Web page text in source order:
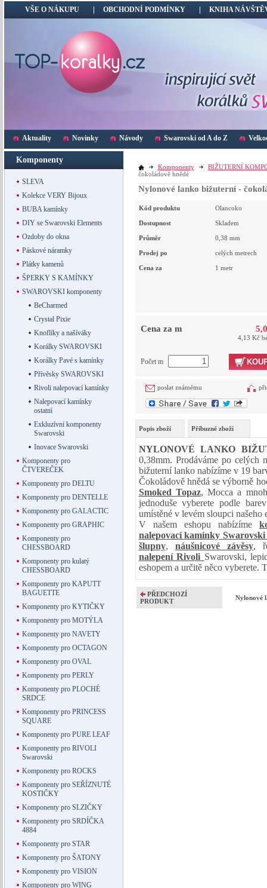
VŠE O NÁKUPU OBCHODNÍ PODMÍNKY KNIHA
Aktuality Novinky Návody Swarovski od A do Z
Komponenty
SLEVA
Kolekce VERY Bijoux
BUBA kamínky
DIY se Swarovski Elements
Ozdoby do okna
Páskové náramky
Plátky kamenů
ŠPERKY S KAMÍNKY
SWAROVSKI komponenty
BeCharmed
Crystal Pixie
Knoflíky a našíváky
Korálky SWAROVSKI
Korálky Pavé s kamínky
Přívěsky SWAROVSKI
Rivoli nalepovací kamínky
Nalepovací kamínky
ostatní
Exkluzívní komponenty
Swarovski
Inovace Swarovski
Komponenty pro
ČTVEREČEK
Komponenty pro DELTU
Komponenty pro DENTELLE
Komponenty pro GALACTIC
Komponenty pro GRAPHIC
Komponenty pro
CHESSBOARD
Komponenty pro kulatý
CHESSBOARD
Komponenty pro KAPUTT
BAGUETTE
Komponenty pro KYTIČKY
Komponenty pro MOTÝLA
Komponenty pro NAVETY
Komponenty pro OCTAGON
Komponenty pro OVAL
Komponenty pro PERLY
Komponenty pro PLOCHÉ
SRDCE
Komponenty pro PRINCESS
SQUARE
Komponenty pro PURE LEAF
Komponenty pro RIVOLI
Swarovski
Komponenty pro ROCKS
Komponenty pro SEŘÍZNUTÉ
KOSTIČKY
Komponenty pro SLZIČKY
Komponenty pro SRDÍČKA
4884
Komponenty pro STAR
Komponenty pro ŠATONY
Komponenty pro VISION
Komponenty pro WING
Komponenty
BIŽUTERNÍ
čokoládově hnědé
Nylonové lanko bižuterní -
Kód produktu Olancoko
Dostupnost Skladem
Průměr 0,38 mm
Prodej po celých metrech
Cena za 1 metr
Cena za m
4,13 Kč
Počet m
poslat známému
Popis zboží Příbuzné zboží
NYLONOVÉ LANKO
0,38mm. Prodáváme po celých
bižuterní lanko nabízíme v 19
Čokoládově hnědá se výborně
Smoked Topaz, Mocca a
jednoduše vyberete podle
umístěné v levém sloupci našeho
V našem eshopu nabízíme
nalepovací kamínky Swarovski
šlupny, náušnicové závěsy,
nalepení Rivoli Swarovski,
eshopem a určitě něco vyberete.
PŘEDCHOZÍ
PRODUKT
Nylonové